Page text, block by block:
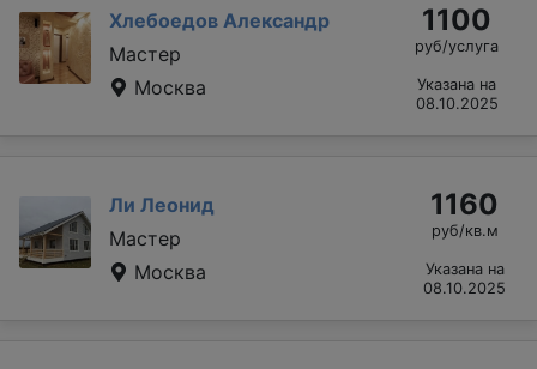
Хлебоедов Александр
Мастер
Москва
1100
руб/услуга
Указана на
08.10.2025
Ли Леонид
Мастер
Москва
1160
руб/кв.м
Указана на
08.10.2025